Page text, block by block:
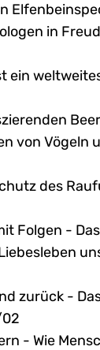
in
ein
von Vögeln
des
Folgen - Das
zurück -
- Wie